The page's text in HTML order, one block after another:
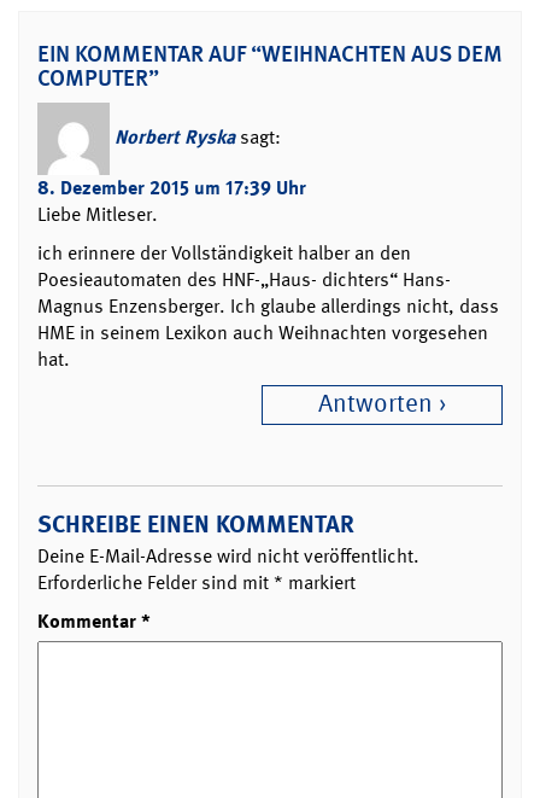
EIN KOMMENTAR AUF “WEIHNACHTEN AUS DEM
COMPUTER”
Norbert Ryska sagt:
8. Dezember 2015 um 17:39 Uhr
Liebe Mitleser.
ich erinnere der Vollständigkeit halber an den
Poesieautomaten des HNF-„Haus- dichters“ Hans-
Magnus Enzensberger. Ich glaube allerdings nicht, dass
HME in seinem Lexikon auch Weihnachten vorgesehen
hat.
Antworten
SCHREIBE EINEN KOMMENTAR
Deine E-Mail-Adresse wird nicht veröffentlicht.
Erforderliche Felder sind mit * markiert
Kommentar*